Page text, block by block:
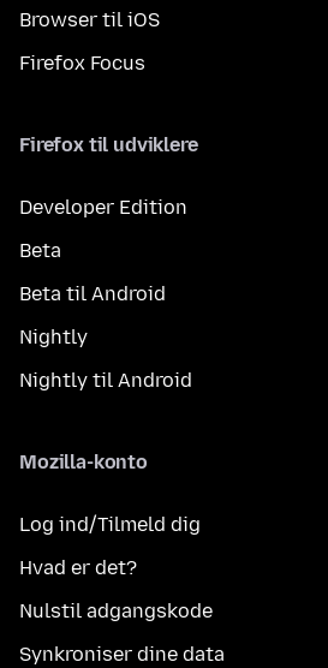
Browser til iOS
Firefox Focus
Firefox til udviklere
Developer Edition
Beta
Beta til Android
Nightly
Nightly til Android
Mozilla-konto
Log ind/Tilmeld dig
Hvad er det?
Nulstil adgangskode
Synkroniser dine data